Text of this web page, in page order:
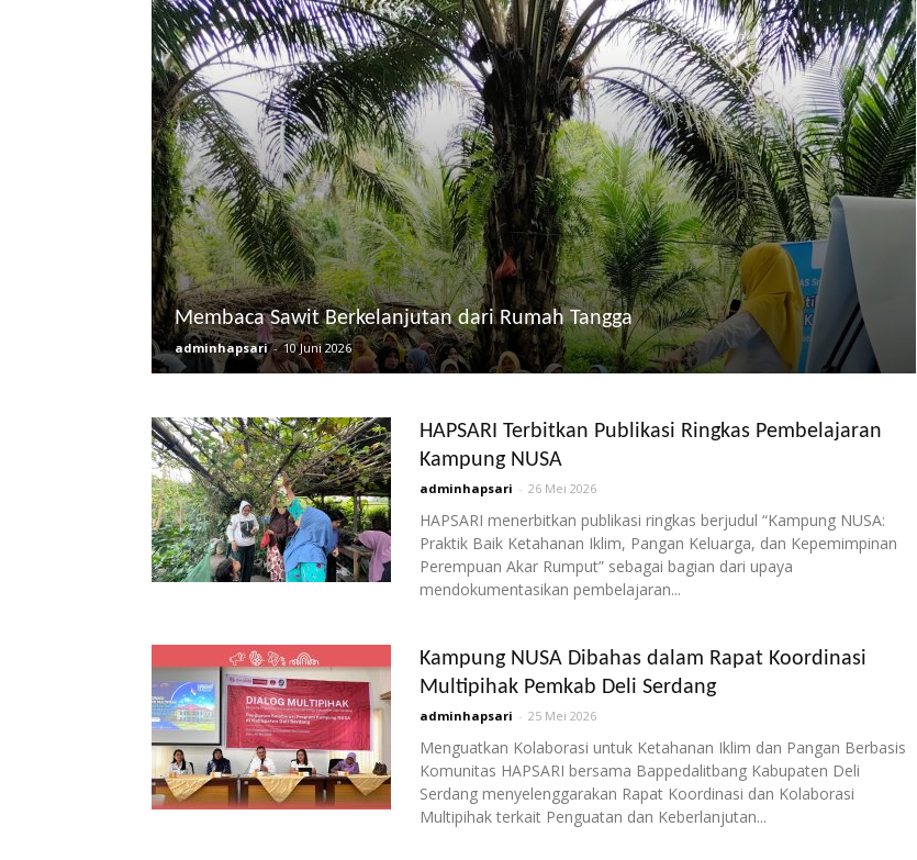
Membaca Sawit Berkelanjutan dari Rumah Tangga
adminhapsari - 10 Juni 2026
HAPSARI Terbitkan Publikasi Ringkas Pembelajaran
Kampung NUSA
adminhapsari - 26 Mei 2026
HAPSARI menerbitkan publikasi ringkas berjudul “Kampung NUSA:
Praktik Baik Ketahanan Iklim, Pangan Keluarga, dan Kepemimpinan
Perempuan Akar Rumput” sebagai bagian dari upaya
mendokumentasikan pembelajaran...
Kampung NUSA Dibahas dalam Rapat Koordinasi
Multipihak Pemkab Deli Serdang
adminhapsari - 25 Mei 2026
Menguatkan Kolaborasi untuk Ketahanan Iklim dan Pangan Berbasis
Komunitas HAPSARI bersama Bappedalitbang Kabupaten Deli
Serdang menyelenggarakan Rapat Koordinasi dan Kolaborasi
Multipihak terkait Penguatan dan Keberlanjutan...